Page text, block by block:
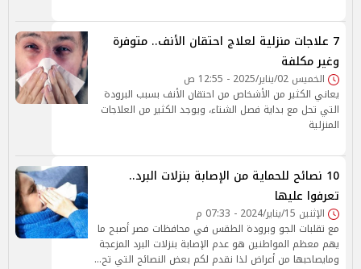
7 علاجات منزلية لعلاج احتقان الأنف.. متوفرة
وغير مكلفة
الخميس 02/يناير/2025 - 12:55 ص
يعاني الكثير من الأشخاص من احتقان الأنف بسبب البرودة
التي تحل مع بداية فصل الشتاء، ويوجد الكثير من العلاجات
المنزلية
10 نصائح للحماية من الإصابة بنزلات البرد..
تعرفوا عليها
الإثنين 15/يناير/2024 - 07:33 م
مع تقلبات الجو وبرودة الطقس في محافظات مصر أصبح ما
يهم معظم المواطنين هو عدم الإصابة بنزلات البرد المزعجة
ومايصاحبها من أعراض لذا نقدم لكم بعض النصائح التي تح…